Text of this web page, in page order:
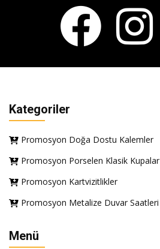
Kategoriler
Promosyon Doğa Dostu Kalemler
Promosyon Porselen Klasik Kupalar
Promosyon Kartvizitlikler
Promosyon Metalize Duvar Saatleri
Menü